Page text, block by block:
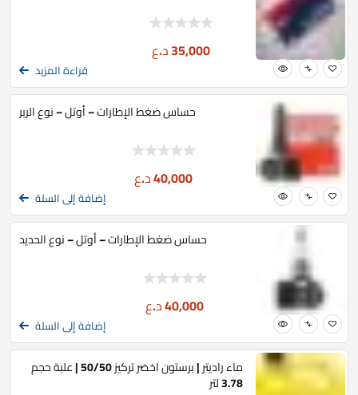
35,000د.ع
قراءة المزيد
حساس ضغط الإطارات – أوتل – نوع الربر
40,000د.ع
إضافة إلى السلة
حساس ضغط الإطارات – أوتل – نوع الحديد
40,000د.ع
إضافة إلى السلة
ماء راديتر | برستون اخضر تركيز 50/50 | علبة حجم
3.78 لتر